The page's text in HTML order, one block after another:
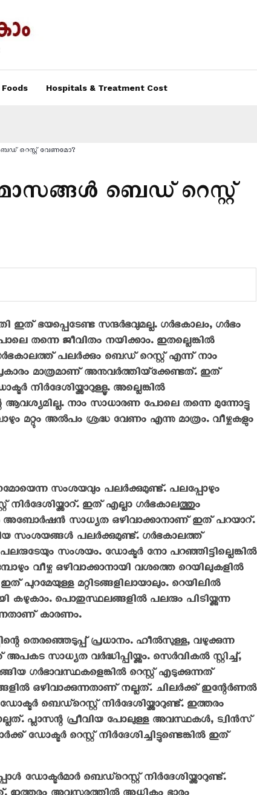
Hospitals & Treatment Cost
റെസ്റ്റ് വേണമോ?
ബെഡ് റെസ്റ്റ്
ഭയപ്പെടേണ്ട സന്ദര്‍ഭവുമല്ല. ഗര്‍ഭകാലം, ഗര്‍ഭം
തന്നെ ജീവിതം നയിക്കാം. ഇതല്ലെങ്കില്‍
പലര്‍ക്കും ബെഡ് റെസ്റ്റ് എന്ന് നാം
മാത്രമാണ് അനുവര്‍ത്തിയ്‌ക്കേണ്ടത്. ഇത്
നിര്‍ദേശിയ്ക്കാറുള്ളൂ. അല്ലെങ്കില്‍
നാം സാധാരണ പോലെ തന്നെ മുന്നോട്ടു
മറ്റും അല്‍പം ശ്രദ്ധ വേണം എന്നു മാത്രം. വീഴ്ചകളും
സംശയവും പലര്‍ക്കുമുണ്ട്. പലപ്പോഴും
ഇത് എല്ലാ ഗര്‍ഭകാലത്തും
അബോര്‍ഷന്‍ സാധ്യത ഒഴിവാക്കാനാണ് ഇത് പറയാറ്.
സംശയങ്ങള്‍ പലര്‍ക്കുമുണ്ട്. ഗര്‍ഭകാലത്ത്
സംശയം. ഡോക്ടര്‍ നോ പറഞ്ഞിട്ടില്ലെങ്കില്‍
വീഴ്ച ഒഴിവാക്കാനായി വശത്തെ റെയിലുകളില്‍
പുറമേയുള്ള മറ്റിടങ്ങളിലായാലും. റെയിലില്‍
കഴുകാം. പൊതുസ്ഥലങ്ങളില്‍ പലരും പിടിയ്ക്കുന്ന
കാരണം.
തെരഞ്ഞെടുപ്പ് പ്രധാനം. ഹീല്‍സുള്ള, വഴുക്കുന്ന
സാധ്യത വര്‍ദ്ധിപ്പിയ്ക്കും. സെര്‍വികല്‍ സ്റ്റിച്ച്,
ഗര്‍ഭാവസ്ഥകളെങ്കില്‍ റെസ്റ്റ് എടുക്കുന്നത്
ഒഴിവാക്കുന്നതാണ് നല്ലത്. ചിലര്‍ക്ക് ഇന്റേര്‍ണല്‍
ബെഡ്‌റെസ്റ്റ് നിര്‍ദേശിയ്ക്കാറുണ്ട്. ഇത്തരം
പ്ലാസന്റ പ്രീവിയ പോലുള്ള അവസ്ഥകള്‍, ട്വിന്‍സ്
ഡോക്ടര്‍ റെസ്റ്റ് നിര്‍ദേശിച്ചിട്ടുണ്ടെങ്കില്‍ ഇത്
ഡോക്ടര്‍മാര്‍ ബെഡ്‌റെസ്റ്റ് നിര്‍ദേശിയ്ക്കാറുണ്ട്.